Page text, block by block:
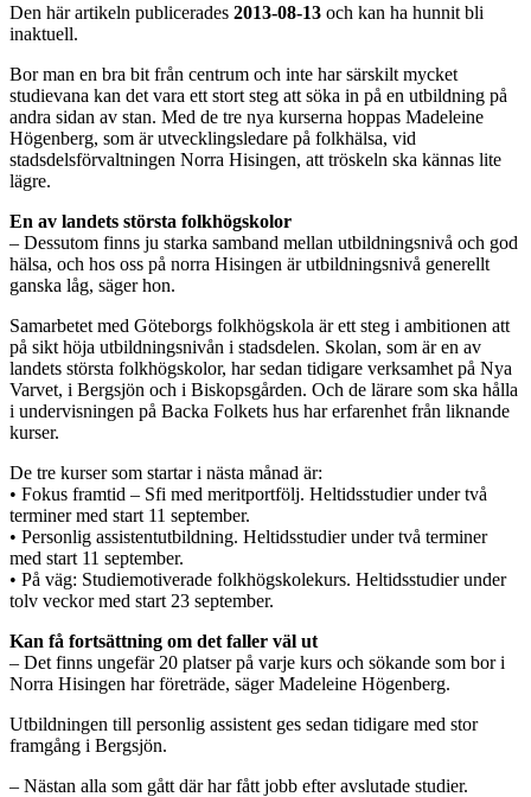
Den här artikeln publicerades 2013-08-13 och kan ha hunnit bli
inaktuell.
Bor man en bra bit från centrum och inte har särskilt mycket
studievana kan det vara ett stort steg att söka in på en utbildning på
andra sidan av stan. Med de tre nya kurserna hoppas Madeleine
Högenberg, som är utvecklingsledare på folkhälsa, vid
stadsdelsförvaltningen Norra Hisingen, att tröskeln ska kännas lite
lägre.
En av landets största folkhögskolor
– Dessutom finns ju starka samband mellan utbildningsnivå och god
hälsa, och hos oss på norra Hisingen är utbildningsnivå generellt
ganska låg, säger hon.
Samarbetet med Göteborgs folkhögskola är ett steg i ambitionen att
på sikt höja utbildningsnivån i stadsdelen. Skolan, som är en av
landets största folkhögskolor, har sedan tidigare verksamhet på Nya
Varvet, i Bergsjön och i Biskopsgården. Och de lärare som ska hålla
i undervisningen på Backa Folkets hus har erfarenhet från liknande
kurser.
De tre kurser som startar i nästa månad är:
• Fokus framtid – Sfi med meritportfölj. Heltidsstudier under två
terminer med start 11 september.
• Personlig assistentutbildning. Heltidsstudier under två terminer
med start 11 september.
• På väg: Studiemotiverade folkhögskolekurs. Heltidsstudier under
tolv veckor med start 23 september.
Kan få fortsättning om det faller väl ut
– Det finns ungefär 20 platser på varje kurs och sökande som bor i
Norra Hisingen har företräde, säger Madeleine Högenberg.
Utbildningen till personlig assistent ges sedan tidigare med stor
framgång i Bergsjön.
– Nästan alla som gått där har fått jobb efter avslutade studier.